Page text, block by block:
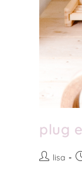
plug
lisa